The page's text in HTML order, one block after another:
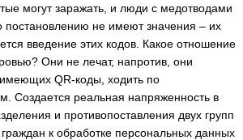
могут заражать, и люди с медотводами
постановлению не имеют значения – их
введение этих кодов. Какое отношение
Они не лечат, напротив, они
QR-коды, ходить по
Создается реальная напряженность в
и противопоставления двух групп
к обработке персональных данных